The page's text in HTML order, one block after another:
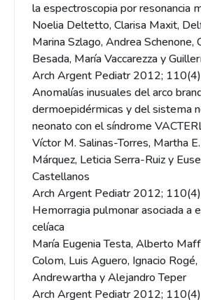
la espectroscopia por resonancia
Noelia Deltetto, Clarisa Maxit,
Marina Szlago, Andrea Schenone,
Besada, María Vaccarezza y
Arch Argent Pediatr 2012;
Anomalías inusuales del arco
dermoepidérmicas y del sistema
neonato con el síndrome
Víctor M. Salinas-Torres, Martha
Márquez, Leticia Serra-Ruiz y
Castellanos
Arch Argent Pediatr 2012;
Hemorragia pulmonar asociada a
celíaca
María Eugenia Testa, Alberto
Colom, Luis Aguero, Ignacio
Andrewartha y Alejandro Teper
Arch Argent Pediatr 2012;